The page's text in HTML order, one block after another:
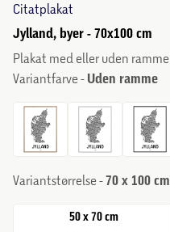
Citatplakat
Jylland, byer - 70x100 cm
Plakat med eller uden ramme
Variantfarve - Uden ramme
Variantstørrelse -70 x 100 cm
50 x 70 cm